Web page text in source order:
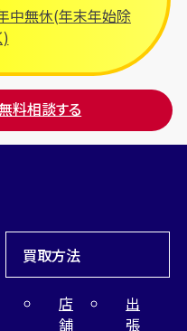
年中無休(年末年始除
)
料相談する
買取方法
店
舗
出
張